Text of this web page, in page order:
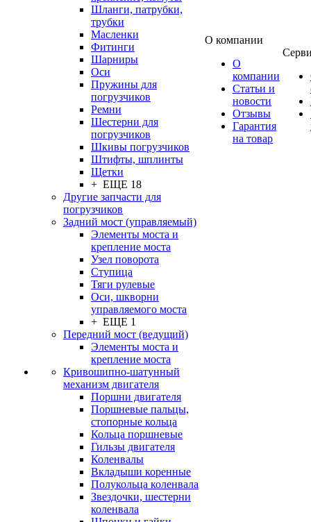
Шланги, патрубки,
трубки
Масленки
Фитинги
Шарниры
Оси
Пружины для
погрузчиков
Ремни
Шестерни для
погрузчиков
Шкивы погрузчиков
Штифты, шплинты
Щетки
+ ЕЩЕ 18
Другие запчасти для
погрузчиков
Задний мост (управляемый)
Элементы моста и
крепление моста
Узел поворота
Ступица
Тяги рулевые
Оси, шкворни
управляемого моста
+ ЕЩЕ 1
Передний мост (ведущий)
Элементы моста и
крепление моста
Кривошипно-шатунный
механизм двигателя
Поршни двигателя
Поршневые пальцы,
стопорные кольца
Кольца поршневые
Гильзы двигателя
Коленвалы
Вкладыши коренные
Полукольца коленвала
Звездочки, шестерни
коленвала
О компании
О
компании
Статьи и
новости
Отзывы
Гарантия
на товар